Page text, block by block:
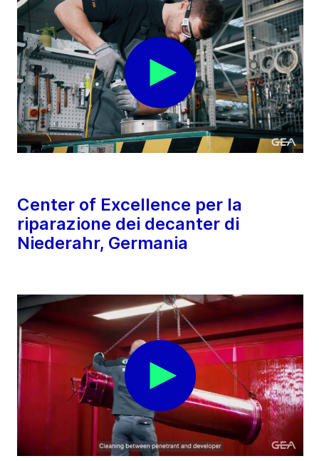
Center of Excellence per la
riparazione dei decanter di
Niederahr, Germania